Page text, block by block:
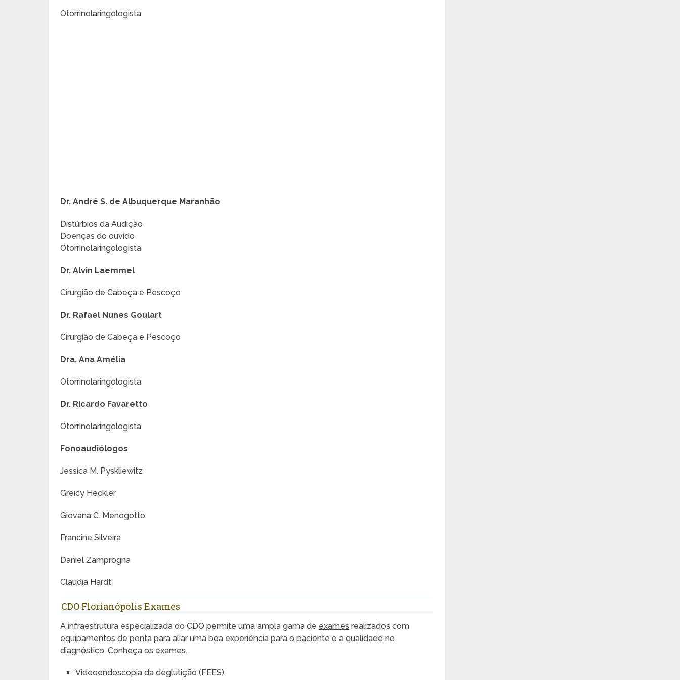
Otorrinolaringologista
Dr. André S. de Albuquerque Maranhão
Distúrbios da Audição
Doenças do ouvido
Otorrinolaringologista
Dr. Alvin Laemmel
Cirurgião de Cabeça e Pescoço
Dr. Rafael Nunes Goulart
Cirurgião de Cabeça e Pescoço
Dra. Ana Amélia
Otorrinolaringologista
Dr. Ricardo Favaretto
Otorrinolaringologista
Fonoaudiólogos
Jessica M. Pyskliewitz
Greicy Heckler
Giovana C. Menogotto
Francine Silveira
Daniel Zamprogna
Claudia Hardt
CDO Florianópolis Exames
A infraestrutura especializada do CDO permite uma ampla gama de exames realizados com
equipamentos de ponta para aliar uma boa experiência para o paciente e a qualidade no
diagnóstico. Conheça os exames.
Videoendoscopia da deglutição (FEES)